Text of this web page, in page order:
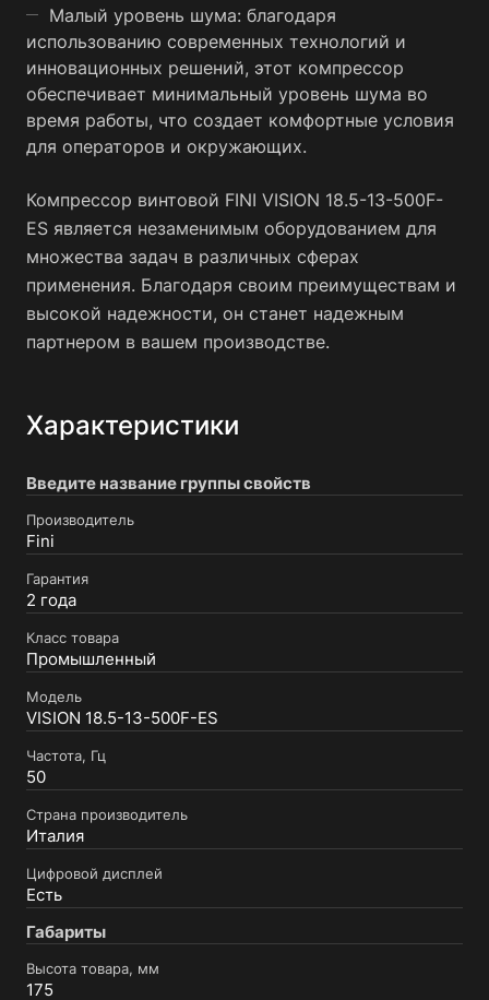
Малый уровень шума: благодаря
использованию современных технологий и
инновационных решений, этот компрессор
обеспечивает минимальный уровень шума во
время работы, что создает комфортные условия
для операторов и окружающих.
Компрессор винтовой FINI VISION 18.5-13-500F-
ES является незаменимым оборудованием для
множества задач в различных сферах
применения. Благодаря своим преимуществам и
высокой надежности, он станет надежным
партнером в вашем производстве.
Характеристики
Введите название группы свойств
Производитель
Fini
Гарантия
2 года
Класс товара
Промышленный
Модель
VISION 18.5-13-500F-ES
Частота, Гц
50
Страна производитель
Италия
Цифровой дисплей
Есть
Габариты
Высота товара, мм
175